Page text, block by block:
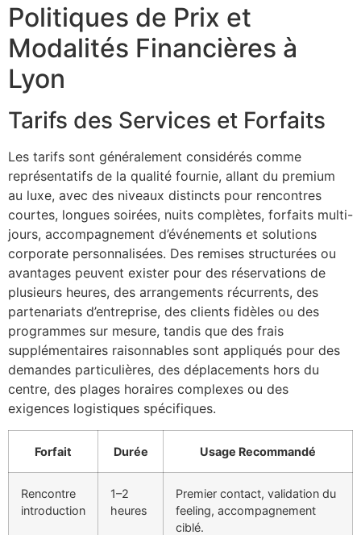
Politiques de Prix et
Modalités Financières à
Lyon
Tarifs des Services et Forfaits
Les tarifs sont généralement considérés comme
représentatifs de la qualité fournie, allant du premium
au luxe, avec des niveaux distincts pour rencontres
courtes, longues soirées, nuits complètes, forfaits multi-
jours, accompagnement d’événements et solutions
corporate personnalisées. Des remises structurées ou
avantages peuvent exister pour des réservations de
plusieurs heures, des arrangements récurrents, des
partenariats d’entreprise, des clients fidèles ou des
programmes sur mesure, tandis que des frais
supplémentaires raisonnables sont appliqués pour des
demandes particulières, des déplacements hors du
centre, des plages horaires complexes ou des
exigences logistiques spécifiques.
Forfait Durée Usage Recommandé
Rencontre
introduction
1–2
heures
Premier contact, validation du
feeling, accompagnement
ciblé.